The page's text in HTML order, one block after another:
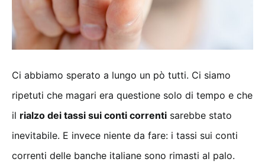
Ci abbiamo sperato a lungo un pò tutti. Ci siamo
ripetuti che magari era questione solo di tempo e che
il rialzo dei tassi sui conti correnti sarebbe stato
inevitabile. E invece niente da fare: i tassi sui conti
correnti delle banche italiane sono rimasti al palo.